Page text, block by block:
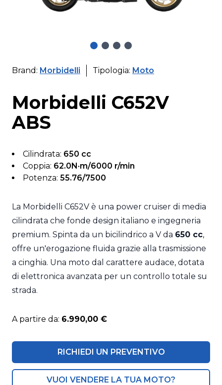
Brand: Morbidelli Tipologia: Moto
Morbidelli C652V
ABS
Cilindrata: 650 cc
Coppia: 62.0N·m/6000 r/min
Potenza: 55.76/7500
La Morbidelli C652V è una power cruiser di media
cilindrata che fonde design italiano e ingegneria
premium. Spinta da un bicilindrico a V da 650 cc,
offre un'erogazione fluida grazie alla trasmissione
a cinghia. Una moto dal carattere audace, dotata
di elettronica avanzata per un controllo totale su
strada.
A partire da: 6.990,00 €
RICHIEDI UN PREVENTIVO
VUOI VENDERE LA TUA MOTO?